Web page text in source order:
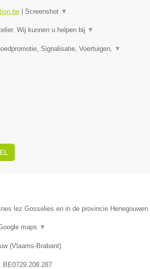
| Screenshot ▼
Wij kunnen u helpen bij ▼
Signalisatie, Voertuigen, ▼
lez Gosselies en in de provincie Henegouwen.
maps ▼
(Vlaams-Brabant)
BE0729.208.287